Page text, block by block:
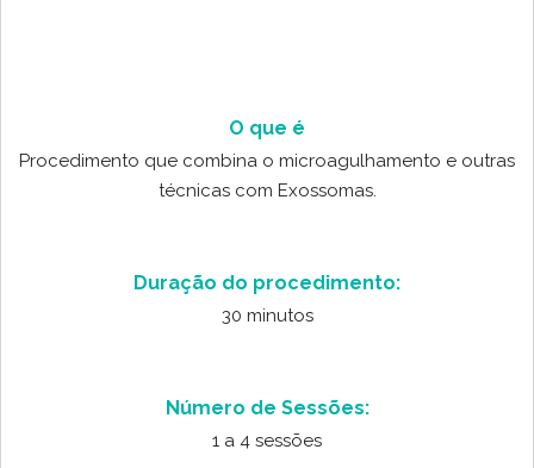
O que é
Procedimento que combina o microagulhamento e outras
técnicas com Exossomas.
Duração do procedimento:
30 minutos
Número de Sessões:
1 a 4 sessões